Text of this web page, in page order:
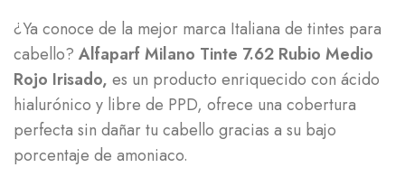
¿Ya conoce de la mejor marca Italiana de tintes para
cabello? Alfaparf Milano Tinte 7.62 Rubio Medio
Rojo Irisado, es un producto enriquecido con ácido
hialurónico y libre de PPD, ofrece una cobertura
perfecta sin dañar tu cabello gracias a su bajo
porcentaje de amoniaco.